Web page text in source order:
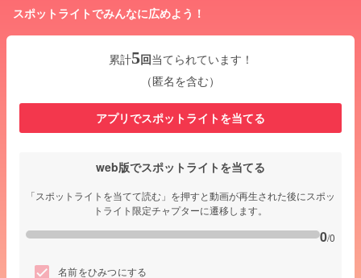
スポットライトでみんなに広めよう！
累計5回当てられています！
（匿名を含む）
アプリでスポットライトを当てる
web版でスポットライトを当てる
「スポットライトを当てて読む」を押すと動画が再生された後にスポッ
トライト限定チャプターに遷移します。
0/0
名前をひみつにする